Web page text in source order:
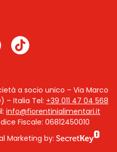
a socio unico – Via Marco
– Italia Tel: +39 011 47 04 568
info@fiorentinialimentari.it
Fiscale: 06812450010
Marketing by: